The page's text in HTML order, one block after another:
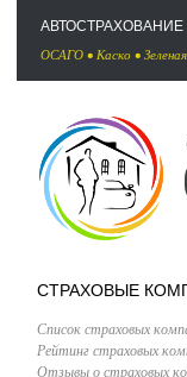
АВТОСТРАХОВАНИЕ
ОСАГО • Каско •
СТРАХОВЫЕ
Список страховых
Рейтинг страховых
Отзывы о страховых